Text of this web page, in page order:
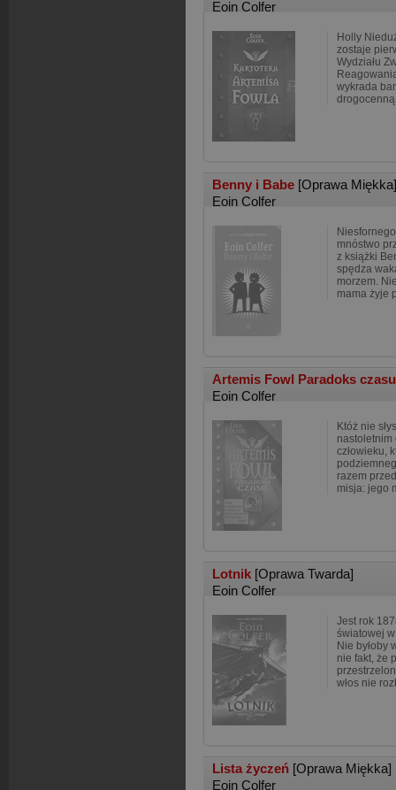
Eoin Colfer
Holly
zostaje
Wydziału
wykrada
Benny i Babe [Oprawa Miękka]
Eoin Colfer
mnóstwo
z książki
spędza
morzem.
mama żyje
Artemis Fowl Paradoks
Eoin Colfer
Któż nie
nastoletnim
człowieku,
razem
misja: jego
Lotnik [Oprawa Twarda]
Eoin Colfer
Jest rok
światowej
Nie byłoby
nie fakt, że
włos nie
Lista życzeń [Oprawa Miękka]
Eoin Colfer